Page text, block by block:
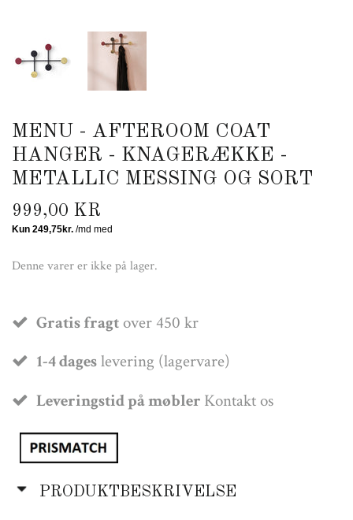
MENU - AFTEROOM COAT
HANGER - KNAGERÆKKE -
METALLIC MESSING OG SORT
999,00 KR
Denne varer er ikke på lager.
Gratis fragtover 450 kr
1-4 dageslevering (lagervare)
Leveringstid på møbler Kontakt os
PRODUKTBESKRIVELSE